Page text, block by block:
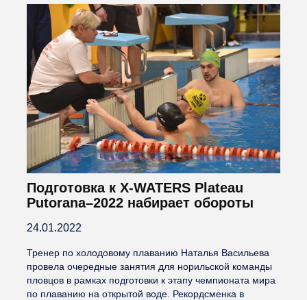
Подготовка к X-WATERS Plateau
Putorana–2022 набирает обороты
24.01.2022
Тренер по холодовому плаванию Наталья Васильева
провела очередные занятия для норильской команды
пловцов в рамках подготовки к этапу чемпионата мира
по плаванию на открытой воде. Рекордсменка в